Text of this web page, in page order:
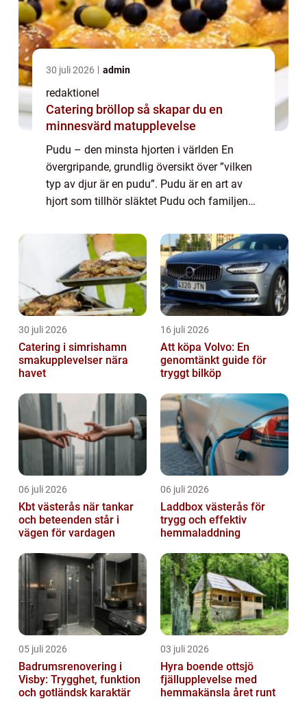
30 juli 2026 admin
redaktionel
Catering bröllop så skapar du en
minnesvärd matupplevelse
Pudu – den minsta hjorten i världen En
övergripande, grundlig översikt över ”vilken
typ av djur är en pudu”. Pudu är en art av
hjort som tillhör släktet Pudu och familjen
miniatyrstorlek ...
30 juli 2026
Catering i simrishamn
smakupplevelser nära
havet
16 juli 2026
Att köpa Volvo: En
genomtänkt guide för
tryggt bilköp
06 juli 2026
Kbt västerås när tankar
och beteenden står i
vägen för vardagen
06 juli 2026
Laddbox västerås för
trygg och effektiv
hemmaladdning
05 juli 2026
Badrumsrenovering i
Visby: Trygghet, funktion
och gotländsk karaktär
03 juli 2026
Hyra boende ottsjö
fjällupplevelse med
hemmakänsla året runt